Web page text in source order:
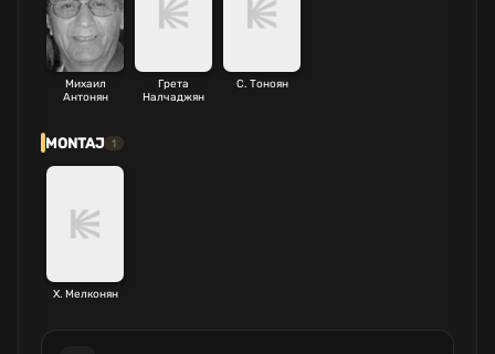
Михаил
Антонян
Грета
Налчаджян
С. Тоноян
MONTAJ 1
Х. Мелконян